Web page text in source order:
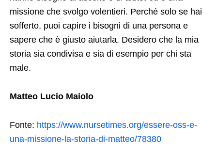
missione che svolgo volentieri. Perché solo se hai
sofferto, puoi capire i bisogni di una persona e
sapere che è giusto aiutarla. Desidero che la mia
storia sia condivisa e sia di esempio per chi sta
male.
Matteo Lucio Maiolo
Fonte: https://www.nursetimes.org/essere-oss-e-
una-missione-la-storia-di-matteo/78380